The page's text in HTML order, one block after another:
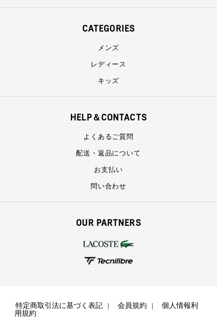
CATEGORIES
メンズ
レディース
キッズ
HELP＆CONTACTS
よくあるご質問
配送・返品について
お支払い
問い合わせ
OUR PARTNERS
特定商取引法に基づく表記 会員規約
個人情報利
用規約